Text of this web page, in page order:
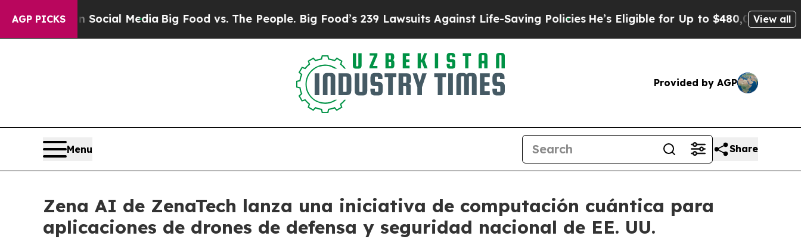
AGP PICKS
on Social MediaBig Food vs. The People. Big Food’s 239 Lawsuits Against Life-Saving PoliciesHe’s Eligible for Up to $480,000 After BeingView all
Provided by AGP
Menu Share
Zena AI de ZenaTech lanza una iniciativa de computación cuántica para
aplicaciones de drones de defensa y seguridad nacional de EE. UU.